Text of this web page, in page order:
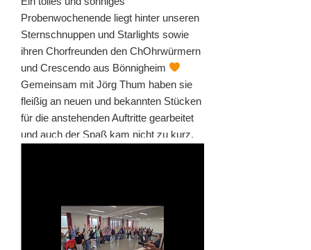
Probenwochenende liegt hinter unseren
Sternschnuppen und Starlights sowie
ihren Chorfreunden den ChOhrwürmern
und Crescendo aus Bönnigheim
Gemeinsam mit Jörg Thum haben sie
fleißig an neuen und bekannten Stücken
für die anstehenden Auftritte gearbeitet
und auch der Spaß kam nicht zu kurz.